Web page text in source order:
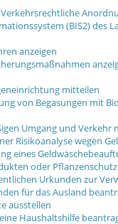
(BIS2) des
anzeigen
mitteilen
von Begasungen mit
Umgang und
Risikoanalyse wegen
eines
oder
Urkunden zur
für das Ausland
ausstellen
Haushaltshilfe